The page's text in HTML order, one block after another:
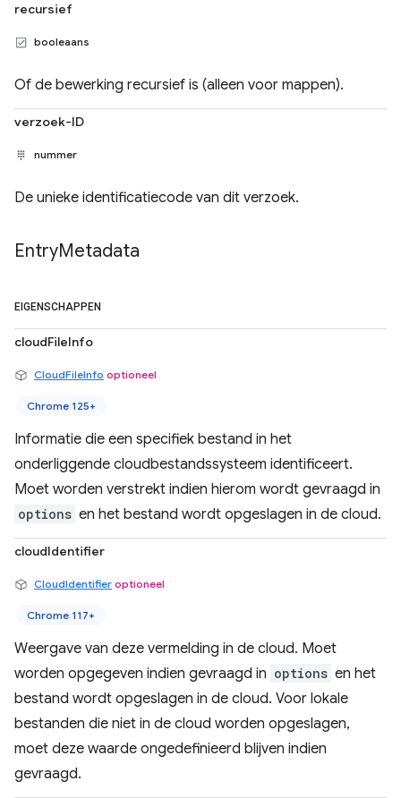
recursief
booleaans
Of de bewerking recursief is (alleen voor mappen).
verzoek-ID
nummer
De unieke identificatiecode van dit verzoek.
EntryMetadata
EIGENSCHAPPEN
cloudFileInfo
CloudFileInfo optioneel
Chrome 125+
Informatie die een specifiek bestand in het
onderliggende cloudbestandssysteem identificeert.
Moet worden verstrekt indien hierom wordt gevraagd in
options en het bestand wordt opgeslagen in de cloud.
cloudIdentifier
CloudIdentifier optioneel
Chrome 117+
Weergave van deze vermelding in de cloud. Moet
worden opgegeven indien gevraagd in options en het
bestand wordt opgeslagen in de cloud. Voor lokale
bestanden die niet in de cloud worden opgeslagen,
moet deze waarde ongedefinieerd blijven indien
gevraagd.